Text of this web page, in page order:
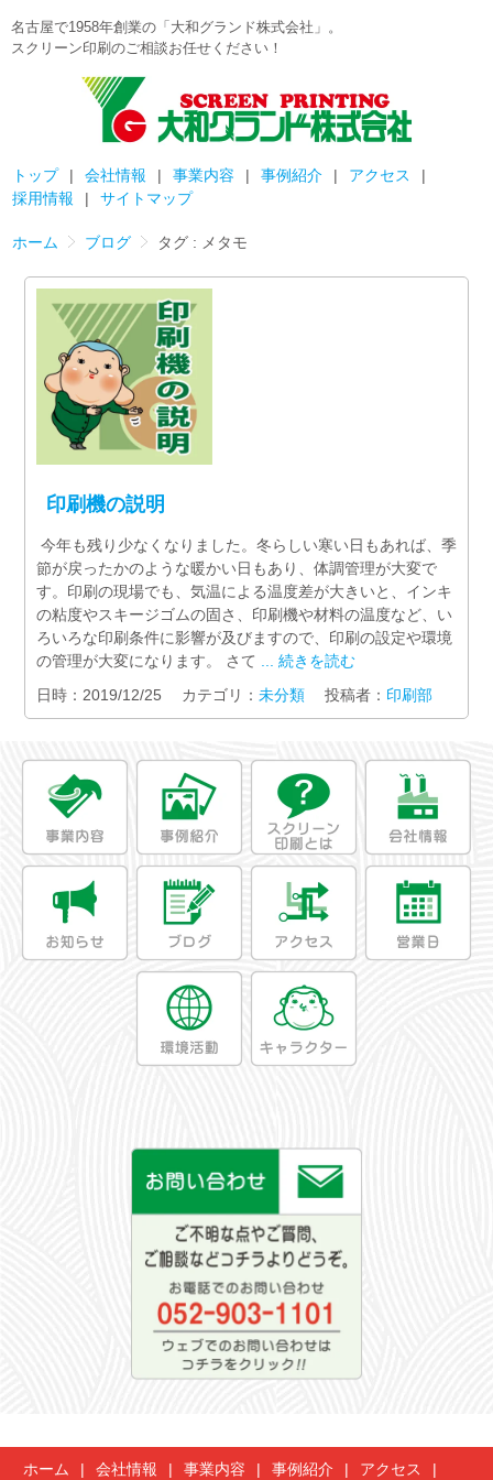
名古屋で1958年創業の「大和グランド株式会社」。
スクリーン印刷のご相談お任せください！
トップ 会社情報 事業内容 事例紹介
アクセス
採用情報
サイトマップ
ホーム ブログ タグ : メタモ
印刷機の説明
今年も残り少なくなりました。冬らしい寒い日もあれば、季
節が戻ったかのような暖かい日もあり、体調管理が大変で
す。印刷の現場でも、気温による温度差が大きいと、インキ
の粘度やスキージゴムの固さ、印刷機や材料の温度など、い
ろいろな印刷条件に影響が及びますので、印刷の設定や環境
の管理が大変になります。 さて
... 続きを読む
日時：2019/12/25 カテゴリ： 未分類投稿者： 印刷部
ホーム 会社情報 事業内容 事例紹介 アクセス